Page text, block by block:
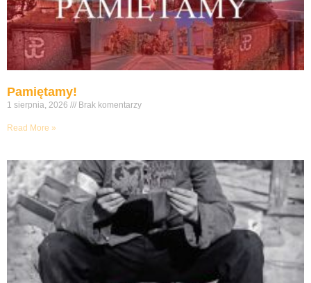
Pamiętamy!
1 sierpnia, 2026 Brak komentarzy
Read More »